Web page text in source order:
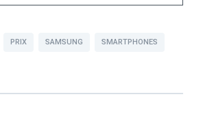
PRIX SAMSUNG SMARTPHONES